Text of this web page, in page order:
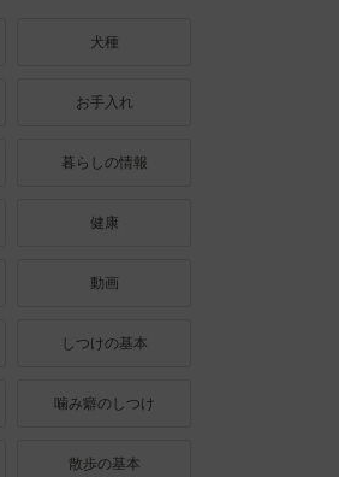
犬種
お手入れ
暮らしの情報
健康
動画
しつけの基本
噛み癖のしつけ
散歩の基本